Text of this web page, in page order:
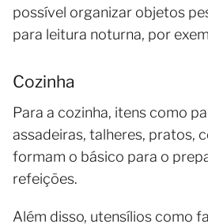
possível organizar objetos
para leitura noturna, por
Cozinha
Para a cozinha, itens como
assadeiras, talheres, pratos,
formam o básico para o
refeições.
Além disso, utensílios como